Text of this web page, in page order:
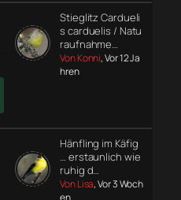
Stieglitz Cardueli
s carduelis / Natu
raufnahme…
Von Konni, Vor 12 Ja
hren
Hänfling im Käfig
… erstaunlich wie
ruhig d…
Von Lisa, Vor 3 Woch